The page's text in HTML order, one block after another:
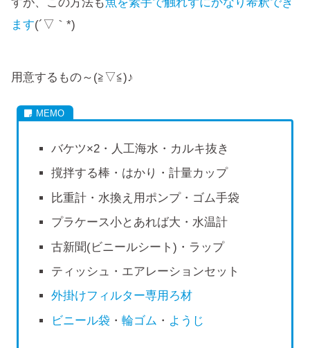
ます(´▽｀*)
用意するもの～(≧▽≦)♪
バケツ×2・人工海水・カルキ抜き
撹拌する棒・はかり・計量カップ
比重計・水換え用ポンプ・ゴム手袋
プラケース小とあれば大・水温計
古新聞(ビニールシート)・ラップ
ティッシュ・エアレーションセット
外掛けフィルター専用ろ材
ビニール袋 ・ 輪ゴム ・ ようじ